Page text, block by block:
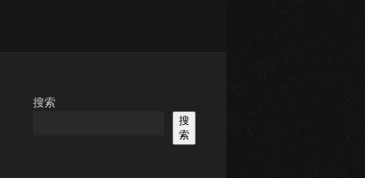
搜索
搜
索